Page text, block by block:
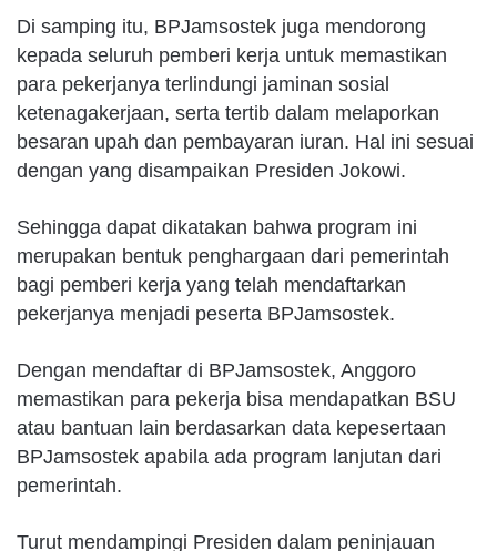
Di samping itu, BPJamsostek juga mendorong
kepada seluruh pemberi kerja untuk memastikan
para pekerjanya terlindungi jaminan sosial
ketenagakerjaan, serta tertib dalam melaporkan
besaran upah dan pembayaran iuran. Hal ini sesuai
dengan yang disampaikan Presiden Jokowi.
Sehingga dapat dikatakan bahwa program ini
merupakan bentuk penghargaan dari pemerintah
bagi pemberi kerja yang telah mendaftarkan
pekerjanya menjadi peserta BPJamsostek.
Dengan mendaftar di BPJamsostek, Anggoro
memastikan para pekerja bisa mendapatkan BSU
atau bantuan lain berdasarkan data kepesertaan
BPJamsostek apabila ada program lanjutan dari
pemerintah.
Turut mendampingi Presiden dalam peninjauan